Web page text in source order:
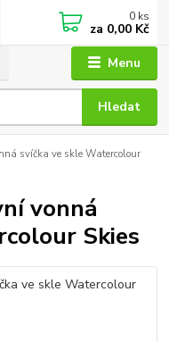
Menu
Hledat
0 ks
za 0,00 Kč
svíčka ve skle Watercolour
vonná
Skies